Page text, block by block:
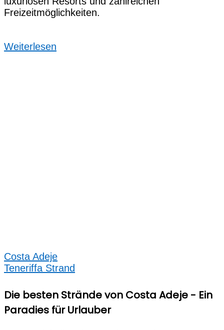
Freizeitmöglichkeiten.
Weiterlesen
Costa Adeje
Teneriffa Strand
Die besten Strände von Costa Adeje - Ein
Paradies für Urlauber